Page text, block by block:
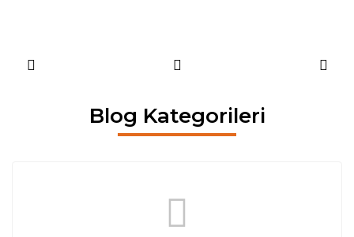
Blog Kategorileri